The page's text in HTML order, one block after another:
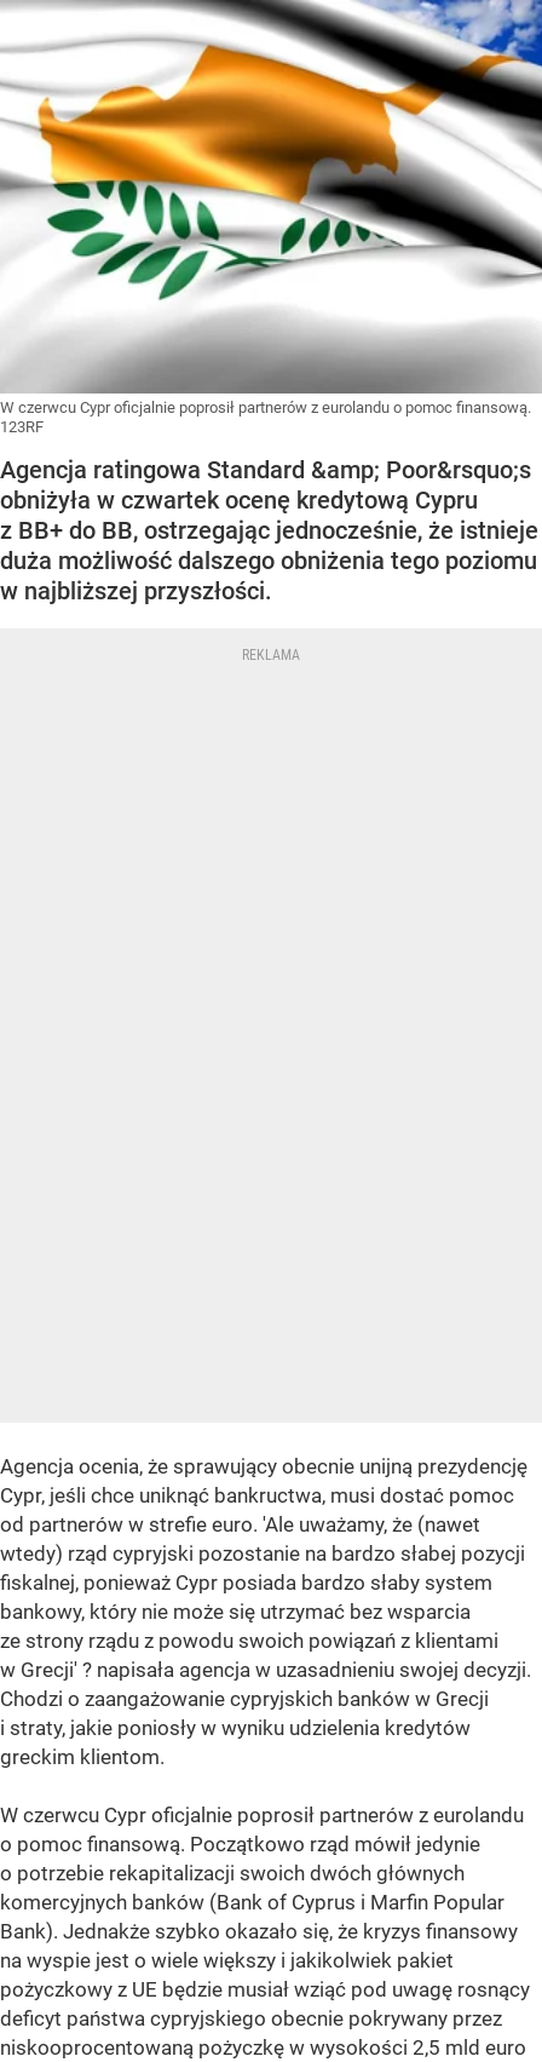
W czerwcu Cypr oficjalnie poprosił partnerów z eurolandu o pomoc finansową.
123RF
Agencja ratingowa Standard &amp; Poor&rsquo;s
obniżyła w czwartek ocenę kredytową Cypru
z BB+ do BB, ostrzegając jednocześnie, że istnieje
duża możliwość dalszego obniżenia tego poziomu
w najbliższej przyszłości.
Agencja ocenia, że sprawujący obecnie unijną prezydencję
Cypr, jeśli chce uniknąć bankructwa, musi dostać pomoc
od partnerów w strefie euro. 'Ale uważamy, że (nawet
wtedy) rząd cypryjski pozostanie na bardzo słabej pozycji
fiskalnej, ponieważ Cypr posiada bardzo słaby system
bankowy, który nie może się utrzymać bez wsparcia
ze strony rządu z powodu swoich powiązań z klientami
w Grecji' ? napisała agencja w uzasadnieniu swojej decyzji.
Chodzi o zaangażowanie cypryjskich banków w Grecji
i straty, jakie poniosły w wyniku udzielenia kredytów
greckim klientom.
W czerwcu Cypr oficjalnie poprosił partnerów z eurolandu
o pomoc finansową. Początkowo rząd mówił jedynie
o potrzebie rekapitalizacji swoich dwóch głównych
komercyjnych banków (Bank of Cyprus i Marfin Popular
Bank). Jednakże szybko okazało się, że kryzys finansowy
na wyspie jest o wiele większy i jakikolwiek pakiet
pożyczkowy z UE będzie musiał wziąć pod uwagę rosnący
deficyt państwa cypryjskiego obecnie pokrywany przez
niskooprocentowaną pożyczkę w wysokości 2,5 mld euro